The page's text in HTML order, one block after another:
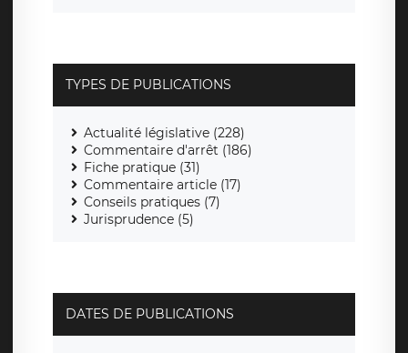
TYPES DE PUBLICATIONS
Actualité législative (228)
Commentaire d'arrêt (186)
Fiche pratique (31)
Commentaire article (17)
Conseils pratiques (7)
Jurisprudence (5)
DATES DE PUBLICATIONS